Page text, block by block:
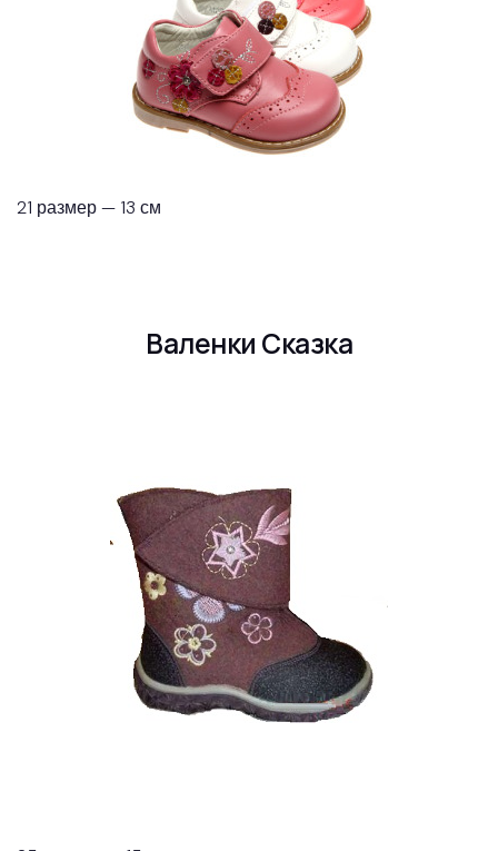
21 размер — 13 см
Валенки Сказка